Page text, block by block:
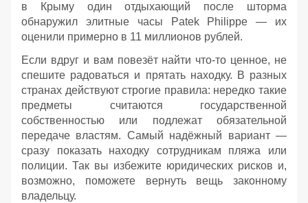
в Крыму один отдыхающий после шторма
обнаружил элитные часы Patek Philippe — их
оценили примерно в 11 миллионов рублей.
Если вдруг и вам повезёт найти что‑то ценное, не
спешите радоваться и прятать находку. В разных
странах действуют строгие правила: нередко такие
предметы считаются государственной
собственностью или подлежат обязательной
передаче властям. Самый надёжный вариант —
сразу показать находку сотрудникам пляжа или
полиции. Так вы избежите юридических рисков и,
возможно, поможете вернуть вещь законному
владельцу.